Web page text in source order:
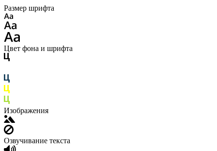
Размер шрифта
Цвет фона и шрифта
Изображения
Озвучивание текста